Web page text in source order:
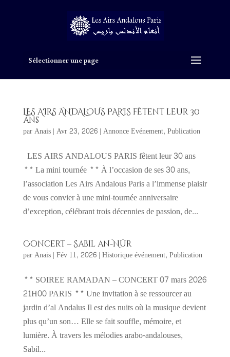
Sélectionner une page
LES AIRS ANDALOUS PARIS fêtent leur 30
ans
parAnais| Avr 23, 2026| Annonce Evénement, Publication
LES AIRS ANDALOUS PARIS fêtent leur 30 ans
** La mini tournée ** À l’occasion de ses 30 ans,
l’association Les Airs Andalous Paris a l’immense plaisir
de vous convier à une mini-tournée anniversaire
d’exception, célébrant trois décennies de passion, de...
Concert – Sabil an-Nûr
parAnais| Fév 11, 2026| Historique événement, Publication
** SOIREE RAMADAN – CONCERT 07 mars 2026
21H00 PARIS ** Une invitation à se ressourcer au
jardin d’al Andalus Il est des nuits où la musique devient
plus qu’un son… Elle se fait souffle, mémoire, et
lumière. À travers les mélodies arabo-andalouses,
Sabil...